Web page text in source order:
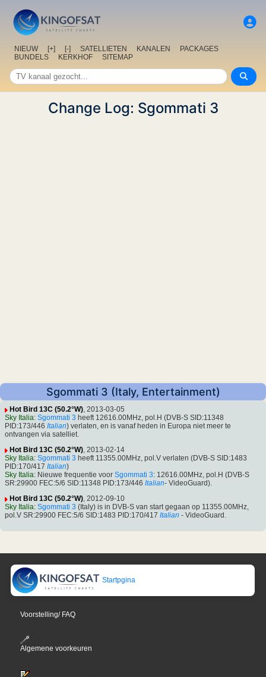
NIEUW [+] [-] SATELLIETEN KANALEN
PACKAGES
BUNDELS
KERKHOF SITEMAP
Change Log: Sgommati 3
Sgommati 3 (Italy, Entertainment)
Hot Bird 13C (50.2°W), 2013-03-05
Sky Italia: Sgommati 3 heeft 12616.00MHz, pol.H (DVB-S SID:11348
PID:173/446 Italian) verlaten, en is vanaf heden in Europa niet meer te
ontvangen via satelliet.
Hot Bird 13C (50.2°W), 2013-02-14
Sky Italia: Sgommati 3 heeft 11355.00MHz, pol.V verlaten (DVB-S SID:1483
PID:170/417 Italian)
Sky Italia: Nieuwe frequentie voor Sgommati 3: 12616.00MHz, pol.H (DVB-S
SR:29900 FEC:5/6 SID:11348 PID:173/446 Italian- VideoGuard).
Hot Bird 13C (50.2°W), 2012-09-10
Sky Italia: Sgommati 3 (Italy) is in DVB-S van start gegaan op 11355.00MHz,
pol.V SR:29900 FEC:5/6 SID:1483 PID:170/417 Italian - VideoGuard.
Startpgina
Voorstelling/ FAQ
Algemene voorkeuren